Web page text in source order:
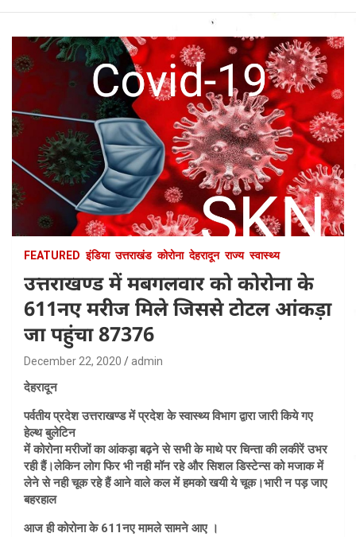
FEATURED इंडिया उत्तराखंड कोरोना देहरादून राज्य स्वास्थ्य
उत्तराखण्ड में मबगलवार को कोरोना के
611नए मरीज मिले जिससे टोटल आंकड़ा
जा पहुंचा 87376
December 22, 2020 admin
देहरादून
पर्वतीय प्रदेश उत्तराखण्ड में प्रदेश के स्वास्थ्य विभाग द्वारा जारी किये गए
हेल्थ बुलेटिन
में कोरोना मरीजों का आंकड़ा बढ़ने से सभी के माथे पर चिन्ता की लकीरें उभर
रही हैं।लेकिन लोग फिर भी नही मॉन रहे और सिशल डिस्टेन्स को मजाक में
लेने से नही चूक रहे हैं आने वाले कल में हमको खयी ये चूक।भारी न पड़ जाए
बहरहाल
आज ही कोरोना के 611नए मामले सामने आए ।